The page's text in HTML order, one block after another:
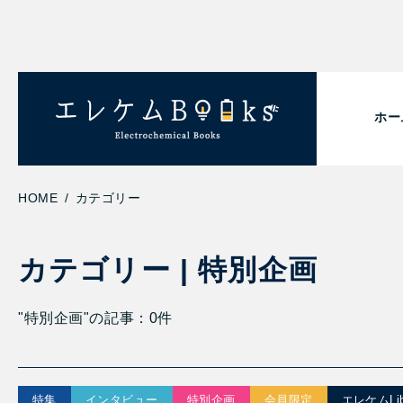
ホー
HOME / カテゴリー
カテゴリー | 特別企画
"特別企画"の記事：0件
特集 インタビュー 特別企画 会員限定 エレケム